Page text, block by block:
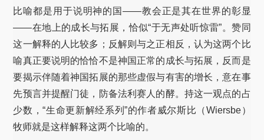
比喻都是用于说明神的国——教会正是其在世界的彰显
——在地上的成长与拓展，恰似“于无声处听惊雷”。赞同
这一解释的人比较多；反解则与之正相反，认为这两个比
喻真正要说明的恰恰不是神国正常的成长与拓展，反而是
要揭示伴随着神国拓展的那些虚假与有害的增长，意在事
先预言并提醒门徒，防备法利赛人的酵。持这一观点的占
少数，“生命更新解经系列”的作者威尔斯比（Wiersbe）
牧师就是这样解释这两个比喻的。